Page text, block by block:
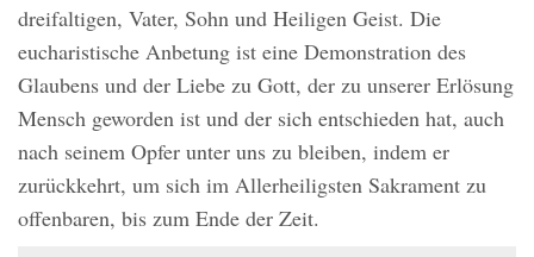
dreifaltigen, Vater, Sohn und Heiligen Geist. Die
eucharistische Anbetung ist eine Demonstration des
Glaubens und der Liebe zu Gott, der zu unserer Erlösung
Mensch geworden ist und der sich entschieden hat, auch
nach seinem Opfer unter uns zu bleiben, indem er
zurückkehrt, um sich im Allerheiligsten Sakrament zu
offenbaren, bis zum Ende der Zeit.